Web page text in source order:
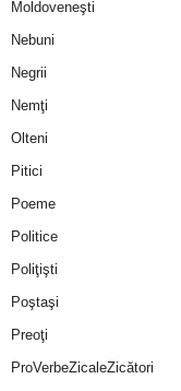
Moldoveneşti
Nebuni
Negrii
Nemţi
Olteni
Pitici
Poeme
Politice
Poliţişti
Poştaşi
Preoţi
ProVerbeZicaleZicători